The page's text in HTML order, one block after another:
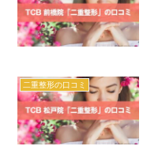
二重整形の口コミ